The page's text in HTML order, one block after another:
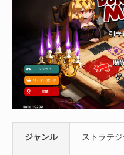
ジャンル ストラテ